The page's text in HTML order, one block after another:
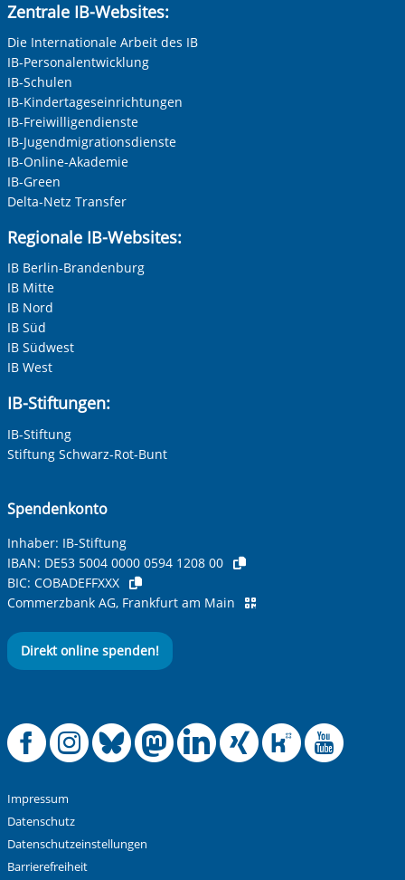
Vorherige Folie anzeigen
Zentrale IB-Websites:
Die Internationale Arbeit des IB
IB-Personalentwicklung
IB-Schulen
IB-Kindertageseinrichtungen
IB-Freiwilligendienste
IB-Jugendmigrationsdienste
IB-Online-Akademie
IB-Green
Delta-Netz Transfer
Regionale IB-Websites:
IB Berlin-Brandenburg
IB Mitte
IB Nord
IB Süd
IB Südwest
IB West
IB-Stiftungen:
IB-Stiftung
Stiftung Schwarz-Rot-Bunt
Spendenkonto
Inhaber: IB-Stiftung
IBAN: DE53 5004 0000 0594 1208 00
BIC: COBADEFFXXX
Commerzbank AG, Frankfurt am Main
Direkt online spenden!
Offizielle
Offizielle
Offizielle
Offizielle
Offizielle
Impressum
Datenschutz
Datenschutzeinstellungen
Barrierefreiheit